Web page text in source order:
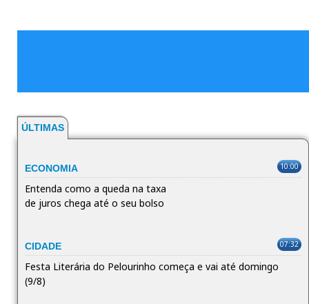
ÚLTIMAS
ECONOMIA 10:00
Entenda como a queda na taxa
de juros chega até o seu bolso
CIDADE 07:32
Festa Literária do Pelourinho começa e vai até domingo
(9/8)